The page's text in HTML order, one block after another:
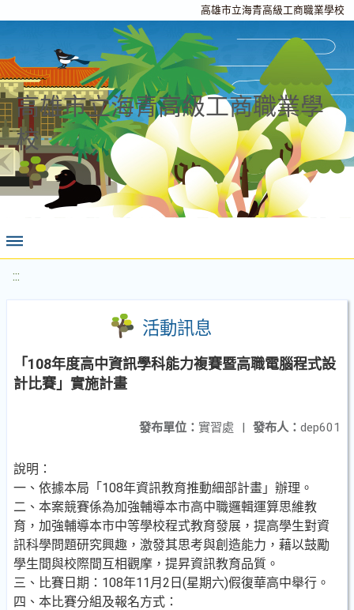
高雄市立海青高級工商職業學校
高雄市立海青高級工商職業學
校
:::
活動訊息
「108年度高中資訊學科能力複賽暨高職電腦程式設
計比賽」實施計畫
發布人： dep601
發布單位： 實習處 |
說明：
一、依據本局「108年資訊教育推動細部計畫」辦理。
二、本案競賽係為加強輔導本市高中職邏輯運算思維教
育，加強輔導本市中等學校程式教育發展，提高學生對資
訊科學問題研究興趣，激發其思考與創造能力，藉以鼓勵
學生間與校際間互相觀摩，提昇資訊教育品質。
三、比賽日期：108年11月2日(星期六)假復華高中舉行。
四、本比賽分組及報名方式：